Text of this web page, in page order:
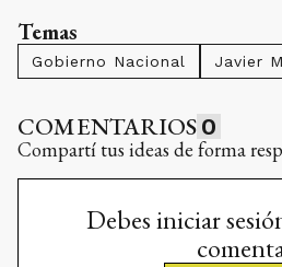
Temas
Gobierno Nacional Javier
COMENTARIOS 0
Compartí tus ideas de forma
Debes iniciar